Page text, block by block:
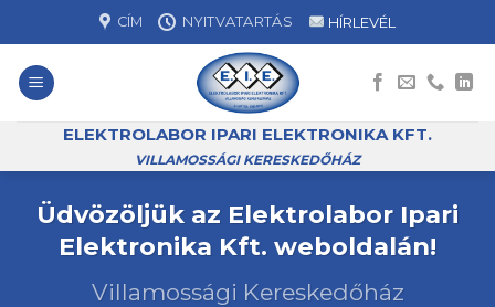
to
content
CÍM NYITVATARTÁS HÍRLEVÉL
ELEKTROLABOR IPARI ELEKTRONIKA KFT.
VILLAMOSSÁGI KERESKEDŐHÁZ
Üdvözöljük az Elektrolabor Ipari
Elektronika Kft. weboldalán!
Villamossági Kereskedőház